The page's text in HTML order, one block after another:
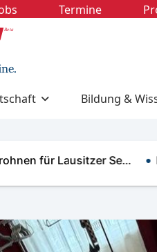
Termine
Bildung &
Lausitzer Se…